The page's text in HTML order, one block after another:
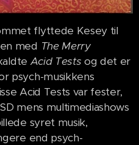
flyttede Kesey til
med The Merry
Acid Tests og det er
psych-musikkens
Acid Tests var fester,
mens multimediashows
syret musik,
end psych-